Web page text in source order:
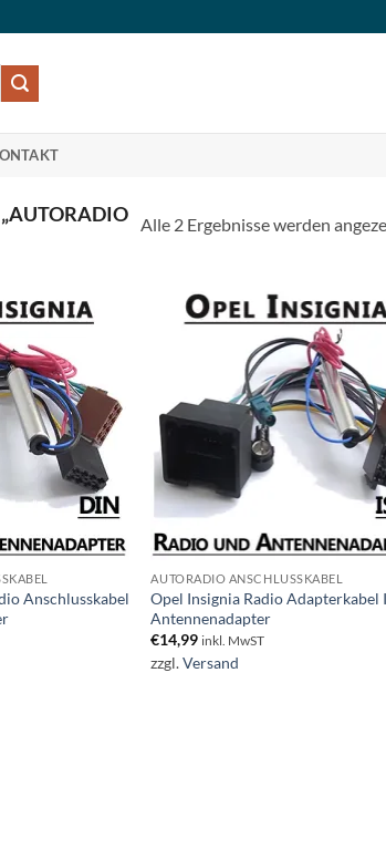
Alle 2 Ergebnisse werden
Anschlusskabel
AUTORADIO ANSCHLUSSKABEL
Opel Insignia Radio Adapterkabel
Antennenadapter
€14,99 inkl. MwST
zzgl.Versand